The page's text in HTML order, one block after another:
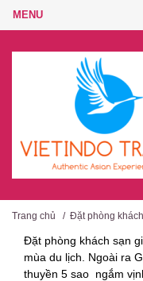
Trang chủ / Đặt phòng
Đặt phòng khách sạn
mùa du lịch. Ngoài ra
thuyền 5 sao ngắm